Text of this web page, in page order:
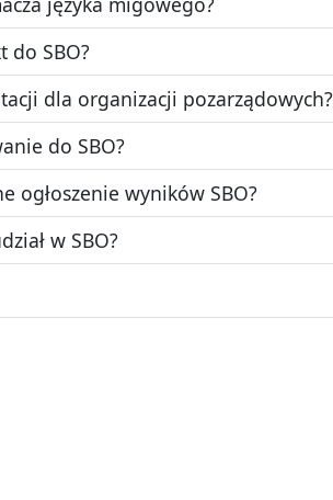
do SBO?
dla organizacji pozarządowych?
do SBO?
ogłoszenie wyników SBO?
w SBO?